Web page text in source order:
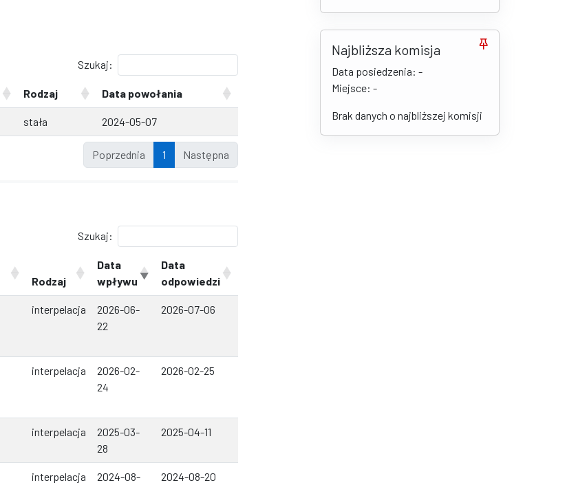
Szukaj:
Rodzaj Data powołania
stała 2024-05-07
Poprzednia 1 Następna
Szukaj:
Rodzaj
Data
wpływu
Data
odpowiedzi
interpelacja
2026-06-
22
2026-07-06
interpelacja
2026-02-
24
2026-02-25
interpelacja
2025-03-
28
2025-04-11
interpelacja
2024-08-
2024-08-20
Najbliższa komisja
Data posiedzenia: -
Miejsce: -
Brak danych o najbliższej komisji